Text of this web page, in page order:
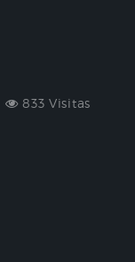
833 Visitas